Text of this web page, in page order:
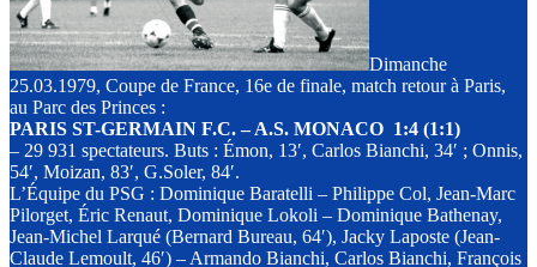
Dimanche
25.03.1979, Coupe de France, 16e de finale, match retour à Paris,
au Parc des Princes :
PARIS ST-GERMAIN F.C. – A.S. MONACO 1:4 (1:1)
– 29 931 spectateurs. Buts : Émon, 13′, Carlos Bianchi, 34′ ; Onnis,
54′, Moizan, 83′, G.Soler, 84′.
L’Équipe du PSG : Dominique Baratelli – Philippe Col, Jean-Marc
Pilorget, Éric Renaut, Dominique Lokoli – Dominique Bathenay,
Jean-Michel Larqué (Bernard Bureau, 64′), Jacky Laposte (Jean-
Claude Lemoult, 46′) – Armando Bianchi, Carlos Bianchi, François